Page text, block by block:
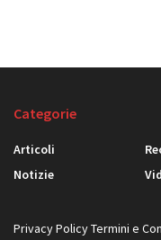
Categorie
Articoli
Notizie
Privacy PolicyTermini e